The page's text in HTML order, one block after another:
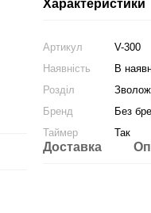
Характеристики
Артикул
V-300
Наявність
В
Розділ
Бренд
Без
Таймер
Так
Доставка